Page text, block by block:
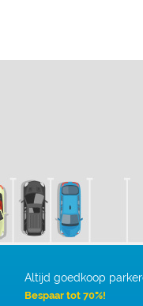
Altijd goedkoop
Bespaar tot 70%!